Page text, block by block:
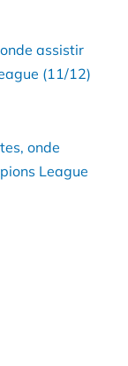
assistir
(11/12)
onde
League